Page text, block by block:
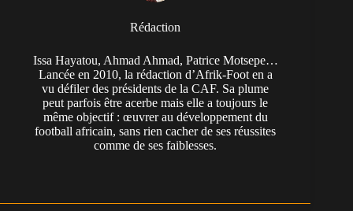
Rédaction
Issa Hayatou, Ahmad Ahmad, Patrice Motsepe…
Lancée en 2010, la rédaction d’Afrik-Foot en a
vu défiler des présidents de la CAF. Sa plume
peut parfois être acerbe mais elle a toujours le
même objectif : œuvrer au développement du
football africain, sans rien cacher de ses réussites
comme de ses faiblesses.